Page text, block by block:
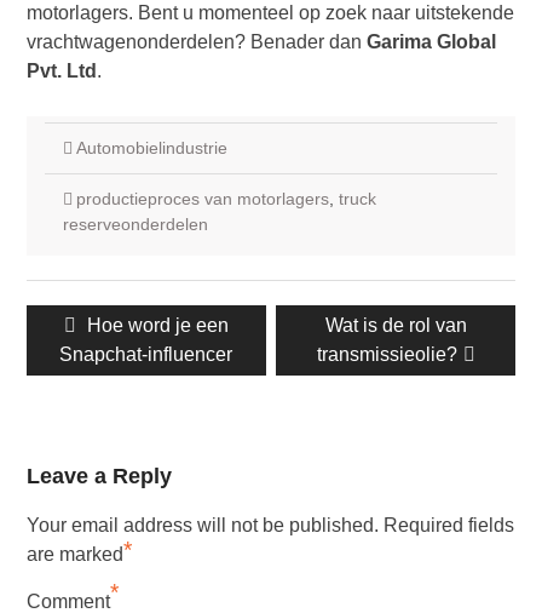
motorlagers. Bent u momenteel op zoek naar uitstekende
vrachtwagenonderdelen? Benader dan Garima Global
Pvt. Ltd .
Automobielindustrie
productieproces van motorlagers, truck
reserveonderdelen
Berichtnavigatie
Vorig
bericht:
Hoe word je een
Snapchat-influencer
Volgende
post:
Wat is de rol van
transmissieolie?
Leave a Reply
Your email address will not be published. Required fields
are marked*
Comment*